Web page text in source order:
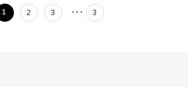
1 2 3 ･･･ 3